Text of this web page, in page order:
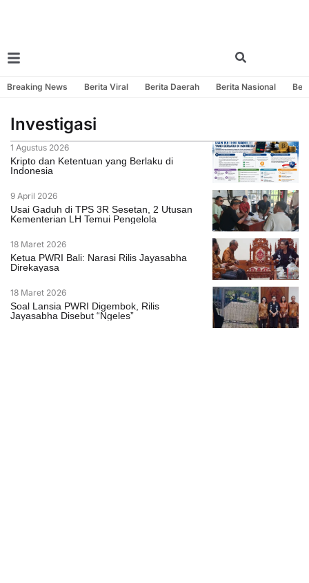
Breaking News Berita Viral Berita Daerah Berita Nasional
Investigasi
1 Agustus 2026
Kripto dan Ketentuan yang Berlaku di
Indonesia
9 April 2026
Usai Gaduh di TPS 3R Sesetan, 2 Utusan
Kementerian LH Temui Pengelola
18 Maret 2026
Ketua PWRI Bali: Narasi Rilis Jayasabha
Direkayasa
18 Maret 2026
Soal Lansia PWRI Digembok, Rilis
Jayasabha Disebut “Ngeles”